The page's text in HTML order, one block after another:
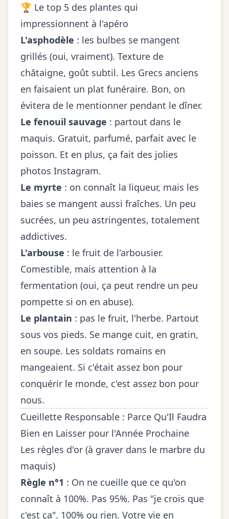
🏆 Le top 5 des plantes qui
impressionnent à l'apéro
L'asphodèle : les bulbes se mangent
grillés (oui, vraiment). Texture de
châtaigne, goût subtil. Les Grecs anciens
en faisaient un plat funéraire. Bon, on
évitera de le mentionner pendant le dîner.
Le fenouil sauvage : partout dans le
maquis. Gratuit, parfumé, parfait avec le
poisson. Et en plus, ça fait des jolies
photos Instagram.
Le myrte : on connaît la liqueur, mais les
baies se mangent aussi fraîches. Un peu
sucrées, un peu astringentes, totalement
addictives.
L'arbouse : le fruit de l'arbousier.
Comestible, mais attention à la
fermentation (oui, ça peut rendre un peu
pompette si on en abuse).
Le plantain : pas le fruit, l'herbe. Partout
sous vos pieds. Se mange cuit, en gratin,
en soupe. Les soldats romains en
mangeaient. Si c'était assez bon pour
conquérir le monde, c'est assez bon pour
nous.
Cueillette Responsable : Parce Qu'Il Faudra
Bien en Laisser pour l'Année Prochaine
Les règles d'or (à graver dans le marbre du
maquis)
Règle n°1 : On ne cueille que ce qu'on
connaît à 100%. Pas 95%. Pas "je crois que
c'est ça". 100% ou rien. Votre vie en